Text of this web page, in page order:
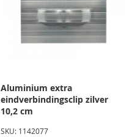
Aluminium extra
eindverbindingsclip zilver
10,2 cm
SKU: 1142077